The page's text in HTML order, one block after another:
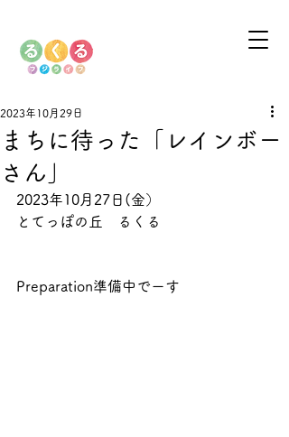
まちに待った「レインボー
さん」
2023年10月29日
2023年10月27日(金）
とてっぽの丘　るくる
Preparation準備中でーす